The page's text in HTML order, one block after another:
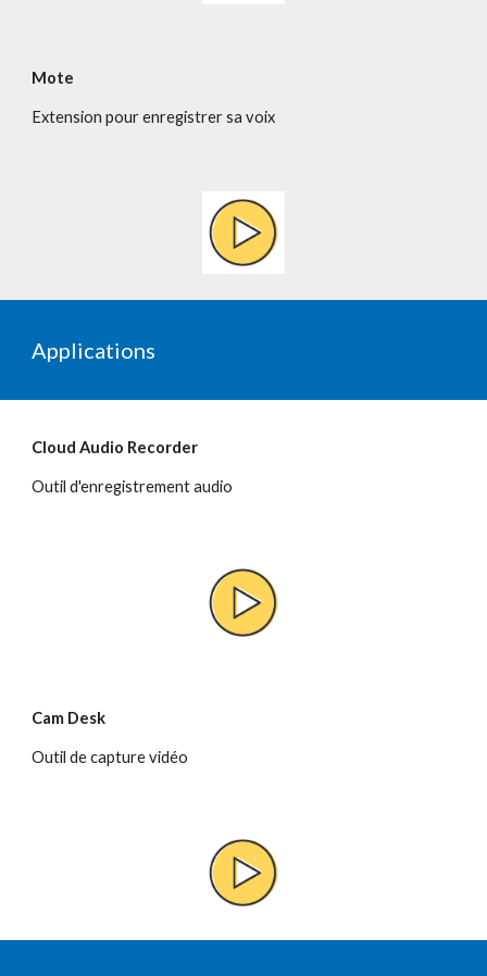
Mote
Extension pour enregistrer sa voix
Applications
Cloud Audio Recorder
Outil d'enregistrement audio
Cam Desk
Outil de capture vidéo